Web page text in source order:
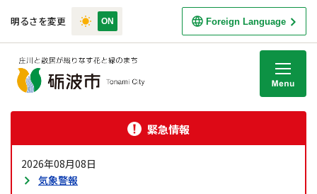
明るさを変更 Foreign Language
緊急情報
2026年08月08日
気象警報